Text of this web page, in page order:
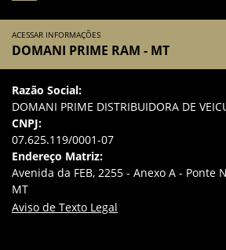
ACESSAR INFORMAÇÕES
DOMANI PRIME RAM - MT
Razão Social:
DOMANI PRIME DISTRIBUIDORA DE
CNPJ:
07.625.119/0001-07
Endereço Matriz:
Avenida da FEB, 2255 - Anexo A - Ponte
MT
Aviso de Texto Legal